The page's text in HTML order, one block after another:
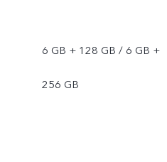
6 GB + 128 GB / 6 GB +
256 GB